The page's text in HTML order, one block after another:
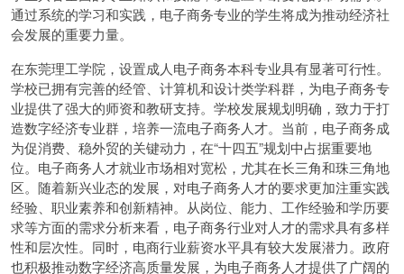
通过系统的学习和实践，电子商务专业的学生将成为推动经济社
会发展的重要力量。
在东莞理工学院，设置成人电子商务本科专业具有显著可行性。
学校已拥有完善的经管、计算机和设计类学科群，为电子商务专
业提供了强大的师资和教研支持。学校发展规划明确，致力于打
造数字经济专业群，培养一流电子商务人才。当前，电子商务成
为促消费、稳外贸的关键动力，在“十四五”规划中占据重要地
位。电子商务人才就业市场相对宽松，尤其在长三角和珠三角地
区。随着新兴业态的发展，对电子商务人才的要求更加注重实践
经验、职业素养和创新精神。从岗位、能力、工作经验和学历要
求等方面的需求分析来看，电子商务行业对人才的需求具有多样
性和层次性。同时，电商行业薪资水平具有较大发展潜力。政府
也积极推动数字经济高质量发展，为电子商务人才提供了广阔的